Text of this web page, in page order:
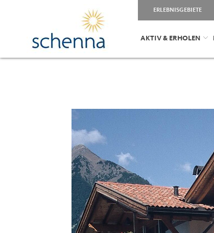
ERLEBNISGEBIETE
AKTIV & ERHOLEN